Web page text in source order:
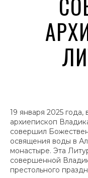
19 января 2025
архиепископ
совершил
освящения воды в
монастыре. Эта
совершенной
престольного